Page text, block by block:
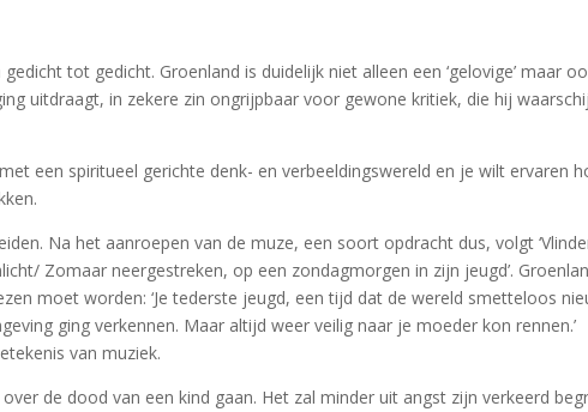
tot gedicht. Groenland is duidelijk niet alleen een ‘gelovige’ maar
uitdraagt, in zekere zin ongrijpbaar voor gewone kritiek, die hij
een spiritueel gerichte denk- en verbeeldingswereld en je wilt ervaren
Na het aanroepen van de muze, een soort opdracht dus, volgt
Zomaar neergestreken, op een zondagmorgen in zijn jeugd’.
moet worden: ‘Je tederste jeugd, een tijd dat de wereld smetteloos
ging verkennen. Maar altijd weer veilig naar je moeder kon rennen.’
van muziek.
de dood van een kind gaan. Het zal minder uit angst zijn verkeerd